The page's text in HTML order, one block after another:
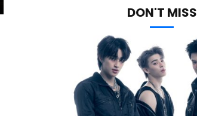
DON'T MISS